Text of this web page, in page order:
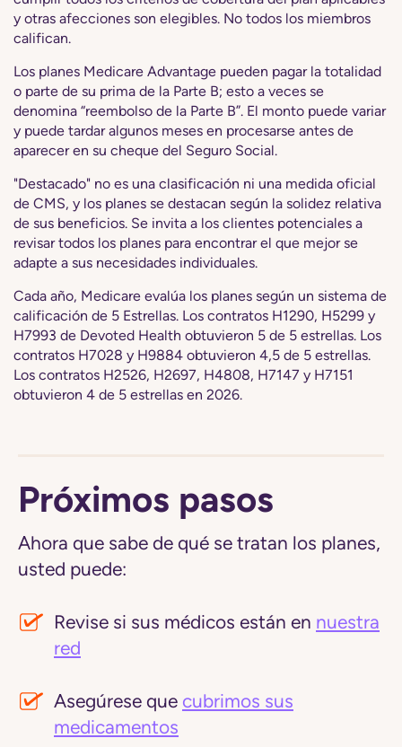
y otras afecciones son elegibles. No todos los miembros
califican.
Los planes Medicare Advantage pueden pagar la totalidad
o parte de su prima de la Parte B; esto a veces se
denomina “reembolso de la Parte B”. El monto puede variar
y puede tardar algunos meses en procesarse antes de
aparecer en su cheque del Seguro Social.
"Destacado" no es una clasificación ni una medida oficial
de CMS, y los planes se destacan según la solidez relativa
de sus beneficios. Se invita a los clientes potenciales a
revisar todos los planes para encontrar el que mejor se
adapte a sus necesidades individuales.
Cada año, Medicare evalúa los planes según un sistema de
calificación de 5 Estrellas. Los contratos H1290, H5299 y
H7993 de Devoted Health obtuvieron 5 de 5 estrellas. Los
contratos H7028 y H9884 obtuvieron 4,5 de 5 estrellas.
Los contratos H2526, H2697, H4808, H7147 y H7151
obtuvieron 4 de 5 estrellas en 2026.
Próximos pasos
Ahora que sabe de qué se tratan los planes,
usted puede:
Revise si sus médicos están en nuestra
red
Asegúrese que cubrimos sus
medicamentos